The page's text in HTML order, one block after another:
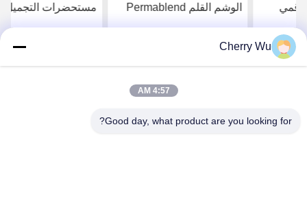
الوشم القلم Permablend
احصل على افضل سعر
مستحضرات التجميل الحاجب
Cherry Wu
4:57 AM
Good day, what product are you looking for?